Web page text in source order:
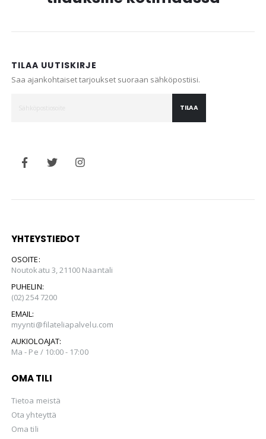
TILAA UUTISKIRJE
Saa ajankohtaiset tarjoukset suoraan sähköpostiisi.
TILAA
YHTEYSTIEDOT
OSOITE:
Noutokatu 3, 21100 Naantali
PUHELIN:
(02) 254 7200
EMAIL:
myynti@filateliapalvelu.com
AUKIOLOAJAT:
Ma - Pe / 10:00 - 17:00
OMA TILI
Tietoa meistä
Ota yhteyttä
Oma tili